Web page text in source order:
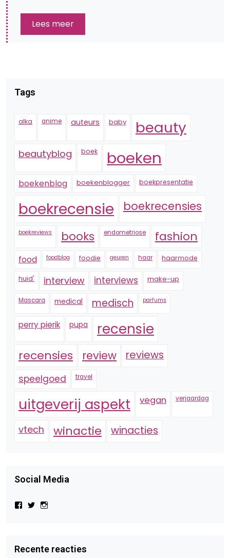
Lees meer
Tags
alka anime auteurs baby beauty
beautyblog boek boeken
boekenblog boekenblogger boekpresentatie
boekrecensie boekrecensies
boekreviews books endometriose fashion
food foodblog foodie geuren haar haarmode
huid' interview interviews make-up
Mascara medical medisch parfums
perry pierik pupa recensie
recensies review reviews
speelgoed travel
uitgeverij aspekt vegan verjaardag
vtech winactie winacties
Social Media
Bekijk
Beauty-
147775071915783/?
Bekijk
op
Twitter
op
Instagram
Recente reacties